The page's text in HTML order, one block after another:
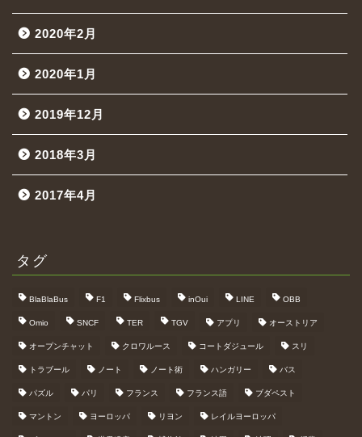
2020年2月
2020年1月
2019年12月
2018年3月
2017年4月
タグ
BlaBlaBus F1 Flixbus inOui LINE OBB
Omio SNCF TER TGV アプリ オーストリア
オープンチャット クロワルース コートダジュール スリ
トラブール ノート ノート術 ハンガリー バス
パズル パリ フランス フランス語 ブダペスト
マントン ヨーロッパ リヨン レイルヨーロッパ